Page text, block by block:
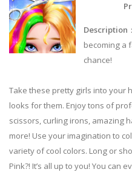
Description
becoming a
chance!
Take these pretty girls into your
looks for them. Enjoy tons of
scissors, curling irons, amazing
more! Use your imagination to
variety of cool colors. Long or
Pink?! It’s all up to you! You can